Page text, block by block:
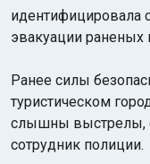
идентифицировала
эвакуации раненых
Ранее силы
туристическом
слышны выстрелы,
сотрудник полиции.